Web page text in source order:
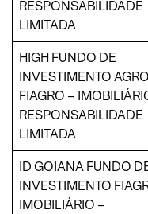
RESPONSABILIDADE
LIMITADA
HIGH FUNDO DE
INVESTIMENTO
FIAGRO –
RESPONSABILIDADE
LIMITADA
ID GOIANA FUNDO
INVESTIMENTO
IMOBILIÁRIO –